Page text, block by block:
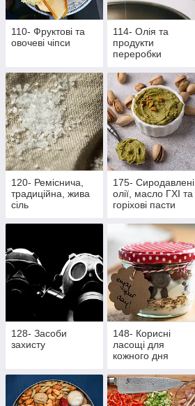
110- Фруктові та
овочеві чіпси
114- Олія та
продукти
переробки
120- Реміснича,
традиційна, жива
сіль
175- Сиродавлені
олії, масло ГХІ та
горіхові пасти
128- Засоби
захисту
148- Корисні
ласощі для
кожного дня